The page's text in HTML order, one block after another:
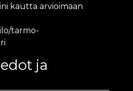
kautta arvioimaan
tarmo-
ja